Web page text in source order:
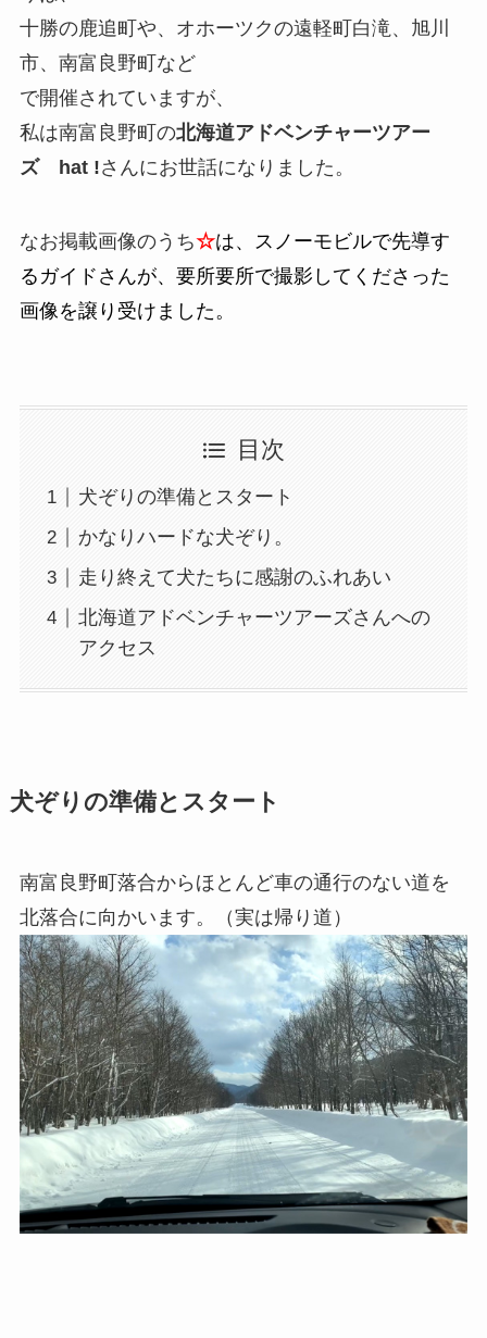
十勝の鹿追町や、オホーツクの遠軽町白滝、旭川
市、南富良野町など
で開催されていますが、
私は南富良野町の北海道アドベンチャーツアー
ズ hat !さんにお世話になりました。
なお掲載画像のうち☆は、スノーモビルで先導す
るガイドさんが、要所要所で撮影してくださった
画像を譲り受けました。
目次
犬ぞりの準備とスタート
かなりハードな犬ぞり。
走り終えて犬たちに感謝のふれあい
北海道アドベンチャーツアーズさんへの
アクセス
犬ぞりの準備とスタート
南富良野町落合からほとんど車の通行のない道を
北落合に向かいます。（実は帰り道）